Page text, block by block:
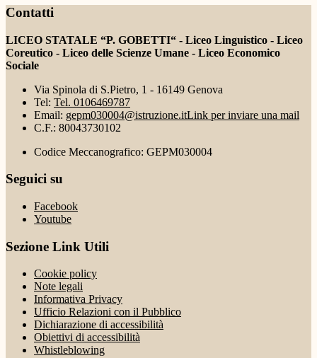
Contatti
LICEO STATALE “P. GOBETTI“ - Liceo Linguistico - Liceo
Coreutico - Liceo delle Scienze Umane - Liceo Economico
Sociale
Via Spinola di S.Pietro, 1 - 16149 Genova
Tel: Tel. 0106469787
Email: gepm030004@istruzione.itLink per inviare una mail
C.F.: 80043730102
Codice Meccanografico: GEPM030004
Seguici su
Facebook
Youtube
Sezione Link Utili
Cookie policy
Note legali
Informativa Privacy
Ufficio Relazioni con il Pubblico
Dichiarazione di accessibilità
Obiettivi di accessibilità
Whistleblowing